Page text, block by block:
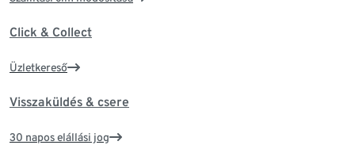
Click & Collect
Üzletkereső
Visszaküldés & csere
30 napos elállási jog